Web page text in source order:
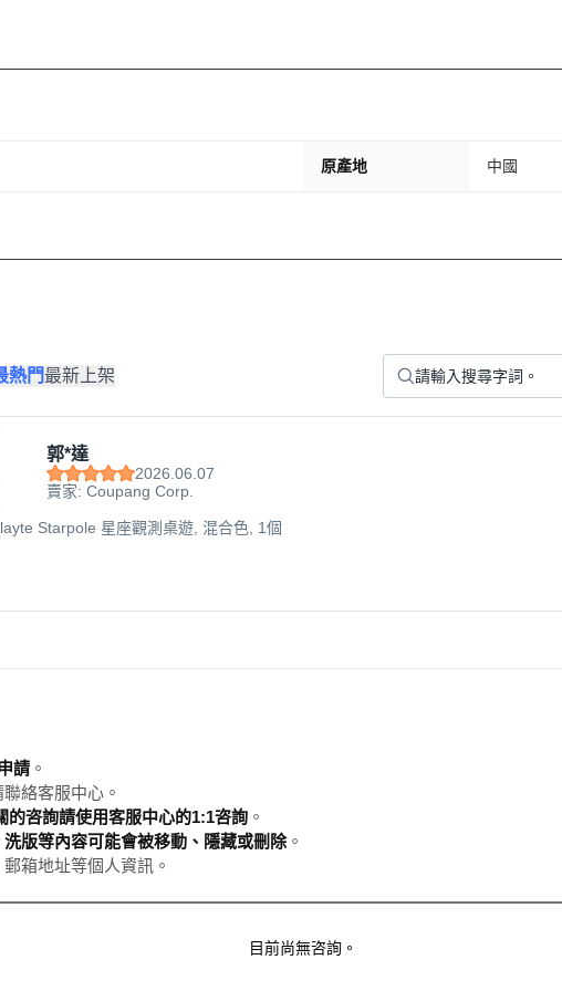
原產地 中國
熱門最新上架
郭*達
2026.06.07
賣家: Coupang Corp.
Starpole 星座觀測桌遊, 混合色, 1個
請 。
絡客服中心。
的咨詢請使用客服中心的1:1咨詢 。
版等內容可能會被移動、隱藏或刪除。
箱地址等個人資訊。
目前尚無咨詢。